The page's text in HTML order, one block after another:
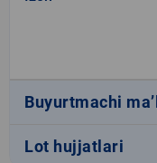
Buyurtmachi
Lot hujjatlari